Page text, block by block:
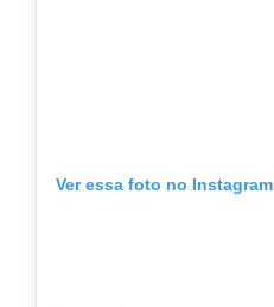
Ver essa foto no Instagram